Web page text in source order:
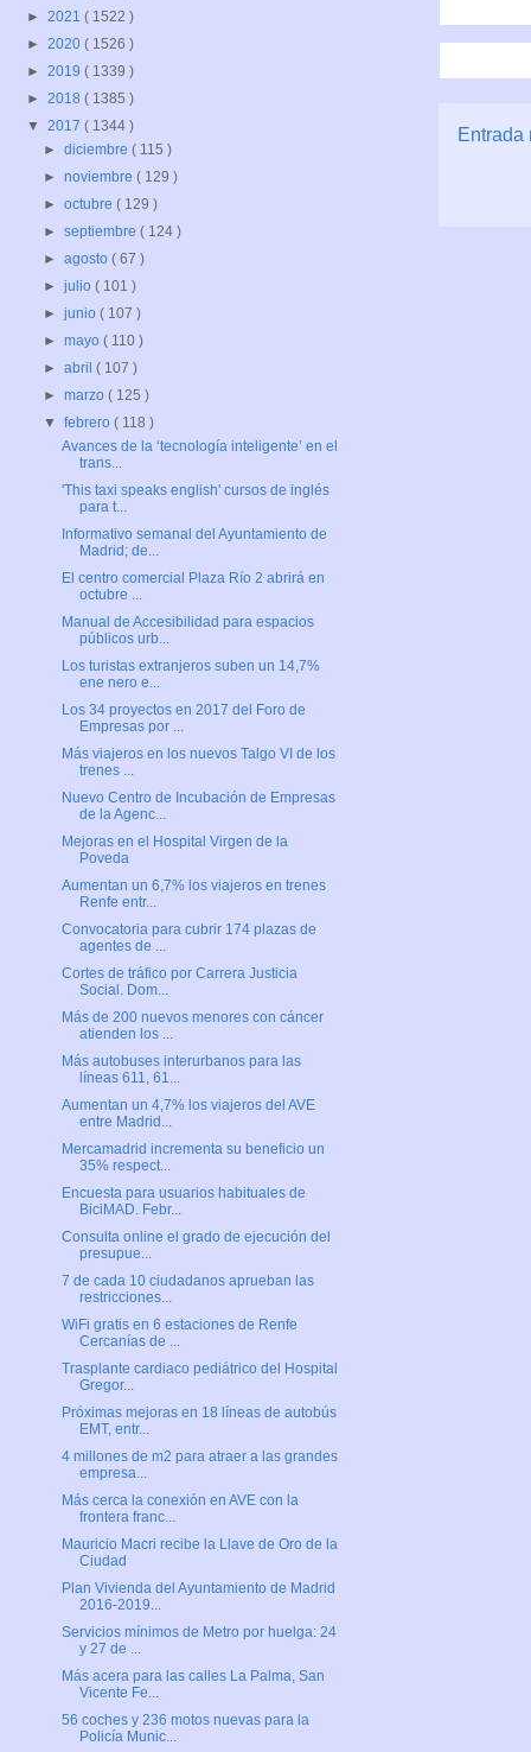
Entrada
► 2021 ( 1522 )
► 2020 ( 1526 )
► 2019 ( 1339 )
► 2018 ( 1385 )
▼ 2017 ( 1344 )
►diciembre( 115 )
►noviembre( 129 )
►octubre( 129 )
►septiembre( 124 )
►agosto( 67 )
►julio( 101 )
►junio( 107 )
►mayo( 110 )
►abril( 107 )
►marzo( 125 )
▼febrero( 118 )
Avances de la ‘tecnología inteligente’ en el
trans...
'This taxi speaks english' cursos de inglés
para t...
Informativo semanal del Ayuntamiento de
Madrid; de...
El centro comercial Plaza Río 2 abrirá en
octubre ...
Manual de Accesibilidad para espacios
públicos urb...
Los turistas extranjeros suben un 14,7%
ene nero e...
Los 34 proyectos en 2017 del Foro de
Empresas por ...
Más viajeros en los nuevos Talgo VI de los
trenes ...
Nuevo Centro de Incubación de Empresas
de la Agenc...
Mejoras en el Hospital Virgen de la
Poveda
Aumentan un 6,7% los viajeros en trenes
Renfe entr...
Convocatoria para cubrir 174 plazas de
agentes de ...
Cortes de tráfico por Carrera Justicia
Social. Dom...
Más de 200 nuevos menores con cáncer
atienden los ...
Más autobuses interurbanos para las
líneas 611, 61...
Aumentan un 4,7% los viajeros del AVE
entre Madrid...
Mercamadrid incrementa su beneficio un
35% respect...
Encuesta para usuarios habituales de
BiciMAD. Febr...
Consulta online el grado de ejecución del
presupue...
7 de cada 10 ciudadanos aprueban las
restricciones...
WiFi gratis en 6 estaciones de Renfe
Cercanías de ...
Trasplante cardiaco pediátrico del Hospital
Gregor...
Próximas mejoras en 18 líneas de autobús
EMT, entr...
4 millones de m2 para atraer a las grandes
empresa...
Más cerca la conexión en AVE con la
frontera franc...
Mauricio Macri recibe la Llave de Oro de la
Ciudad
Plan Vivienda del Ayuntamiento de Madrid
2016-2019...
Servicios mínimos de Metro por huelga: 24
y 27 de ...
Más acera para las calles La Palma, San
Vicente Fe...
56 coches y 236 motos nuevas para la
Policía Munic...